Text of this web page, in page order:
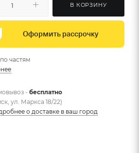
В КОРЗИНУ
Оформить рассрочку
частям
- бесплатно
ул. Маркса 18/22)
о доставке в ваш город